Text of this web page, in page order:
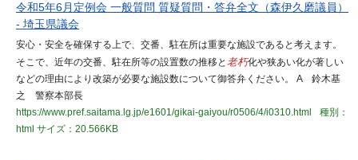
令和5年6月定例会 一般質問 質疑質問・答弁全文（森伊久磨議員）
- 埼玉県議会
安心・安全を確保する上で、交番、駐在所は重要な施設であると考えます。
そこで、近年の交番、駐在所等の設置数の推移と 老朽化や狭あい化が著しい
などの理由により改築が必要な施設数について御答弁ください。 A 鈴木基
之 警察本部長
https://www.pref.saitama.lg.jp/e1601/gikai-gaiyou/r0506/4/i0310.html
種別：
html サイズ：20.566KB